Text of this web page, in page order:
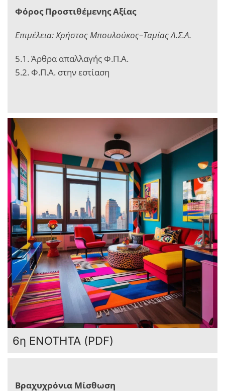
Φόρος Προστιθέμενης Αξίας
Επιμέλεια: Χρήστος Μπουλούκος–Ταμίας Λ.Σ.Α.
5.1. Άρθρα απαλλαγής Φ.Π.Α.
5.2. Φ.Π.Α. στην εστίαση
6η ΕΝΟΤΗΤΑ (PDF)
Βραχυχρόνια Μίσθωση